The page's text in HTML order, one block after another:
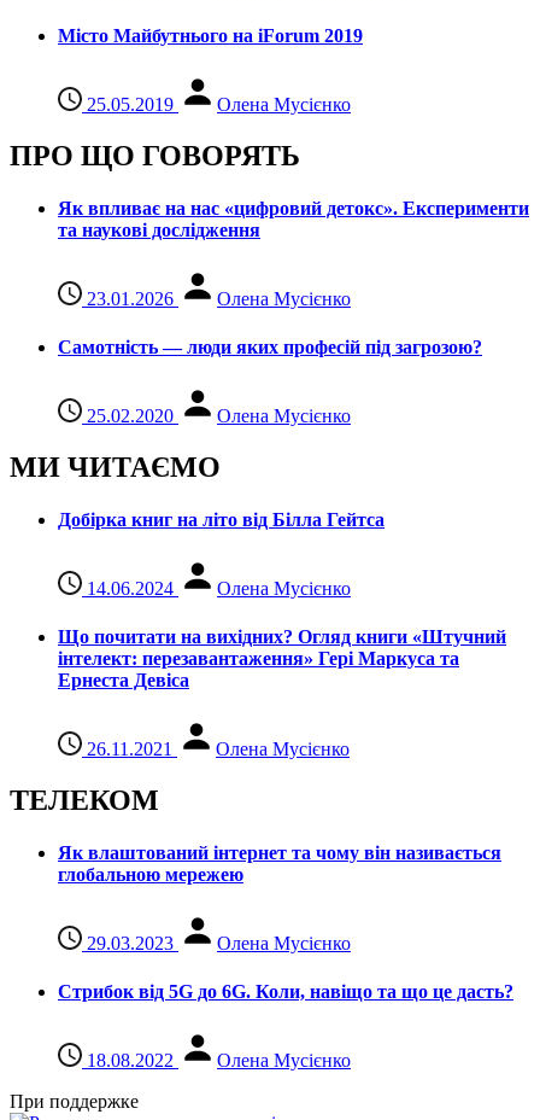
Місто Майбутнього на iForum 2019
25.05.2019 Олена Мусієнко
ПРО ЩО ГОВОРЯТЬ
Як впливає на нас «цифровий детокс». Експерименти
та наукові дослідження
23.01.2026 Олена Мусієнко
Самотність — люди яких професій під загрозою?
25.02.2020 Олена Мусієнко
МИ ЧИТАЄМО
Добірка книг на літо від Білла Гейтса
14.06.2024 Олена Мусієнко
Що почитати на вихідних? Огляд книги «Штучний
інтелект: перезавантаження» Гері Маркуса та
Ернеста Девіса
26.11.2021 Олена Мусієнко
ТЕЛЕКОМ
Як влаштований інтернет та чому він називається
глобальною мережею
29.03.2023 Олена Мусієнко
Стрибок від 5G до 6G. Коли, навіщо та що це даcть?
18.08.2022
Олена Мусієнко
При поддержке